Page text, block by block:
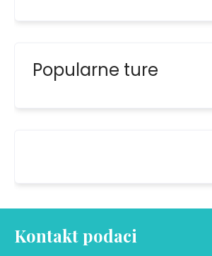
Popularne ture
Kontakt podaci